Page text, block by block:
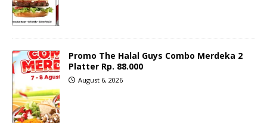
Promo The Halal Guys Combo Merdeka 2
Platter Rp. 88.000
August 6, 2026